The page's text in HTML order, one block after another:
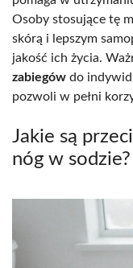
Osoby stosujące tę
skórą i lepszym
jakość ich życia.
zabiegów do
pozwoli w pełni
Jakie są
nóg w sodzie?